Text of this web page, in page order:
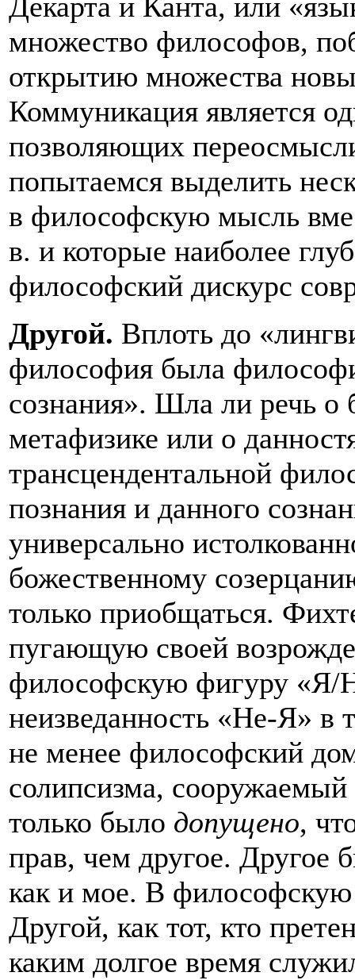
множество философов,
открытию множества
Коммуникация является
позволяющих
попытаемся выделить
в философскую мысль
в. и которые наиболее
философский дискурс
Другой. Вплоть до
философия была
сознания». Шла ли речь о
метафизике или о
трансцендентальной
познания и данного
универсально
божественному
только приобщаться.
пугающую своей
философскую фигуру «Я/
неизведанность «Не-Я» в
не менее философский
солипсизма, сооружаемый
только было допущено,
прав, чем другое. Другое
как и мое. В
Другой, как тот, кто
каким долгое время